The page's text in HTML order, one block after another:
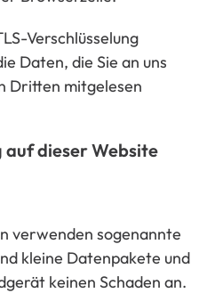
Verschlüsselung
Daten, die Sie an uns
Dritten mitgelesen
dieser Website
verwenden sogenannte
kleine Datenpakete und
keinen Schaden an.